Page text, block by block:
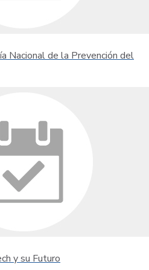
Nacional de la Prevención del
y su Futuro